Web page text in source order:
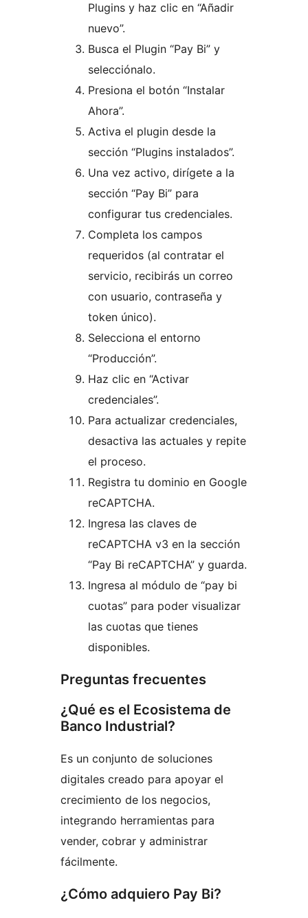
Plugins y haz clic en “Añadir
nuevo”.
Busca el Plugin “Pay Bi” y
selecciónalo.
Presiona el botón “Instalar
Ahora”.
Activa el plugin desde la
sección “Plugins instalados”.
Una vez activo, dirígete a la
sección “Pay Bi” para
configurar tus credenciales.
Completa los campos
requeridos (al contratar el
servicio, recibirás un correo
con usuario, contraseña y
token único).
Selecciona el entorno
“Producción”.
Haz clic en “Activar
credenciales”.
Para actualizar credenciales,
desactiva las actuales y repite
el proceso.
Registra tu dominio en Google
reCAPTCHA.
Ingresa las claves de
reCAPTCHA v3 en la sección
“Pay Bi reCAPTCHA” y guarda.
Ingresa al módulo de “pay bi
cuotas” para poder visualizar
las cuotas que tienes
disponibles.
Preguntas frecuentes
¿Qué es el Ecosistema de
Banco Industrial?
Es un conjunto de soluciones
digitales creado para apoyar el
crecimiento de los negocios,
integrando herramientas para
vender, cobrar y administrar
fácilmente.
¿Cómo adquiero Pay Bi?